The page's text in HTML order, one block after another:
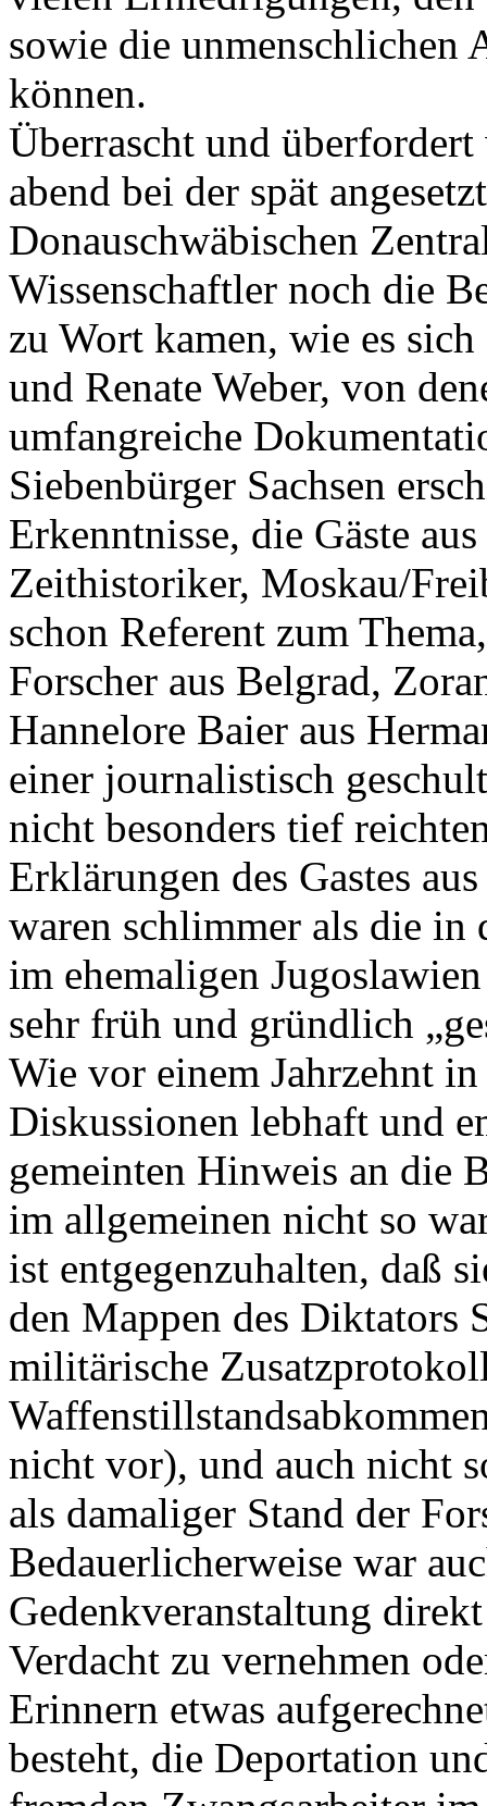
sowie die unmenschlichen
können.
Überrascht und
abend bei der spät
Donauschwäbischen
Wissenschaftler noch die
zu Wort kamen, wie es
und Renate Weber, von
umfangreiche
Siebenbürger Sachsen
Erkenntnisse, die Gäste
Zeithistoriker, Moskau/
schon Referent zum
Forscher aus Belgrad,
Hannelore Baier aus
einer journalistisch
nicht besonders tief
Erklärungen des Gastes
waren schlimmer als die
im ehemaligen
sehr früh und gründlich
Wie vor einem Jahrzehnt
Diskussionen lebhaft und
gemeinten Hinweis an die
im allgemeinen nicht so
ist entgegenzuhalten, daß
den Mappen des Diktators
militärische
nicht vor), und auch nicht
als damaliger Stand der
Bedauerlicherweise war
Gedenkveranstaltung
Verdacht zu vernehmen
Erinnern etwas
besteht, die Deportation